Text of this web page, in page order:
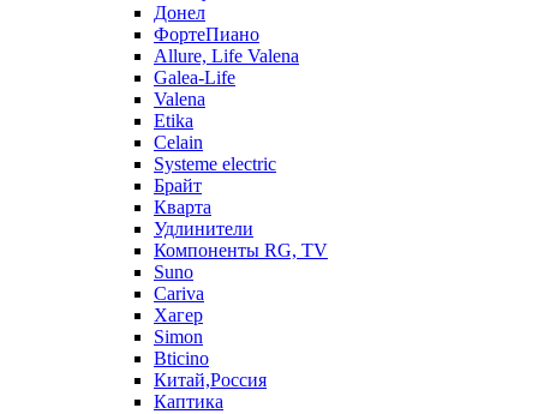
Донел
ФортеПиано
Allure, Life Valena
Galea-Life
Valena
Etika
Celain
Systeme electric
Брайт
Кварта
Удлинители
Компоненты RG, TV
Suno
Cariva
Хагер
Simon
Bticino
Китай,Россия
Каптика